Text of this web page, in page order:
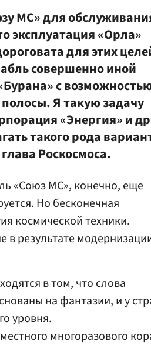
МС» для
эксплуатация «Орла»
для этих
совершенно иной
с
Я такую задачу
«Энергия» и
такого рода
Роскосмоса.
«Союз МС», конечно, еще
Но бесконечная
космической техники.
в результате
в том, что слова
на фантазии, и у
уровня.
многоразового